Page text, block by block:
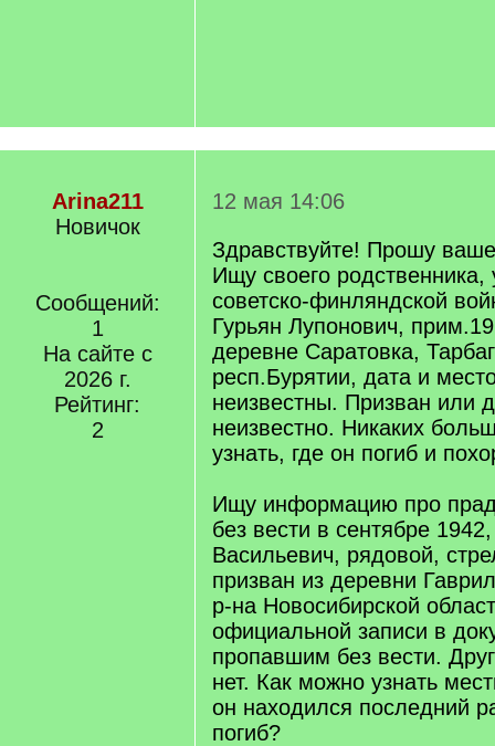
Arina211
Новичок
Сообщений:
1
На сайте с
2026 г.
Рейтинг:
2
12 мая 14:06
Здравствуйте! Прошу
Ищу своего родственника,
советско-финляндской
Гурьян Лупонович,
деревне Саратовка,
респ.Бурятии, дата и
неизвестны. Призван или
неизвестно. Никаких
узнать, где он погиб и
Ищу информацию про
без вести в сентябре
Васильевич, рядовой,
призван из деревни
р-на Новосибирской
официальной записи в
пропавшим без вести.
нет. Как можно узнать
он находился последний
погиб?